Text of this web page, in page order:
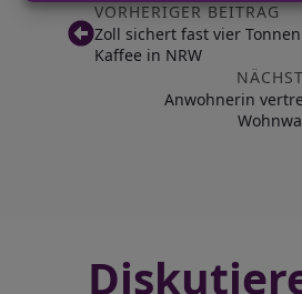
VORHERIGER BEITRAG
Zoll sichert fast vier
Kaffee in NRW
Anwohnerin